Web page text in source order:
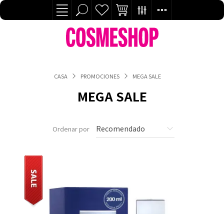
CASA PROMOCIONES MEGA SALE
MEGA SALE
Ordenar por